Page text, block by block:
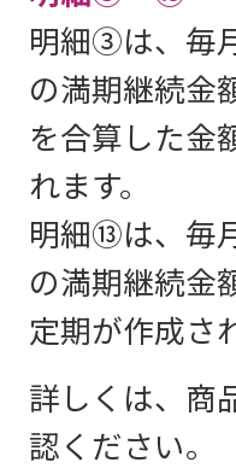
明細③は、毎
の満期継続金
を合算した金
れます。
明細⑬は、毎
の満期継続金
定期が作成さ
詳しくは、商
認ください。